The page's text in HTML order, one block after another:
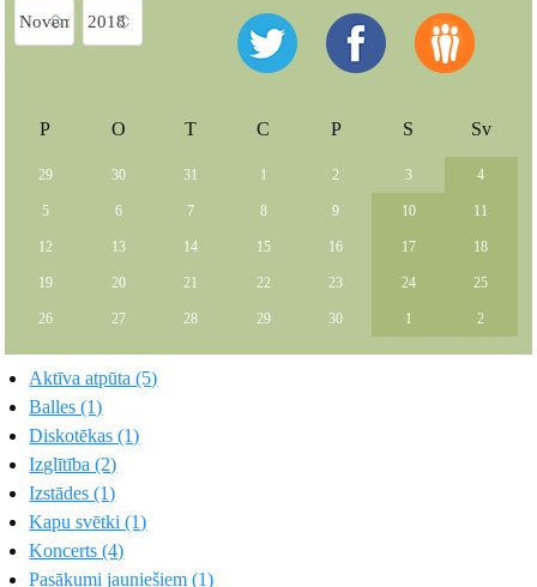
P O T C P S Sv
29 30 31 1 2 3 4
5 6 7 8 9 10 11
12 13 14 15 16 17 18
19 20 21 22 23 24 25
26 27 28 29 30 1 2
Aktīva atpūta (5)
Balles (1)
Diskotēkas (1)
Izglītība (2)
Izstādes (1)
Kapu svētki (1)
Koncerts (4)
Pasākumi jauniešiem (1)